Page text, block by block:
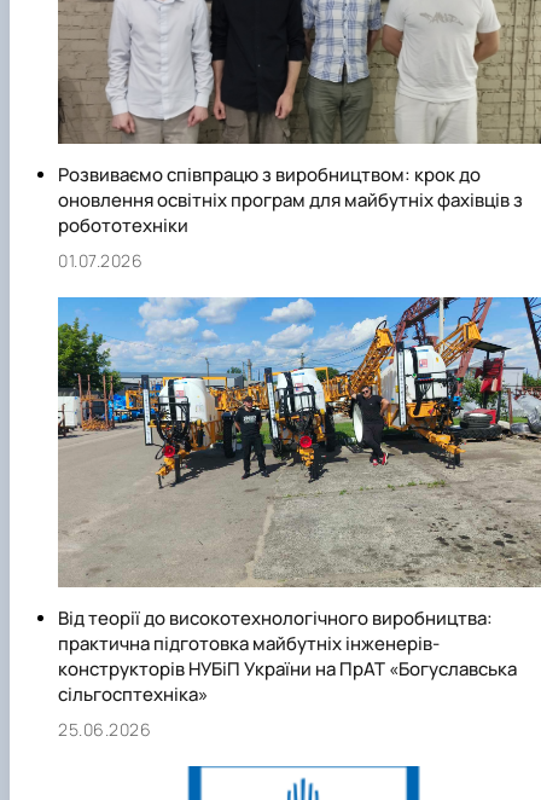
Розвиваємо співпрацю з виробництвом: крок до
оновлення освітніх програм для майбутніх фахівців з
робототехніки
01.07.2026
Від теорії до високотехнологічного виробництва:
практична підготовка майбутніх інженерів-
конструкторів НУБіП України на ПрАТ «Богуславська
сільгосптехніка»
25.06.2026